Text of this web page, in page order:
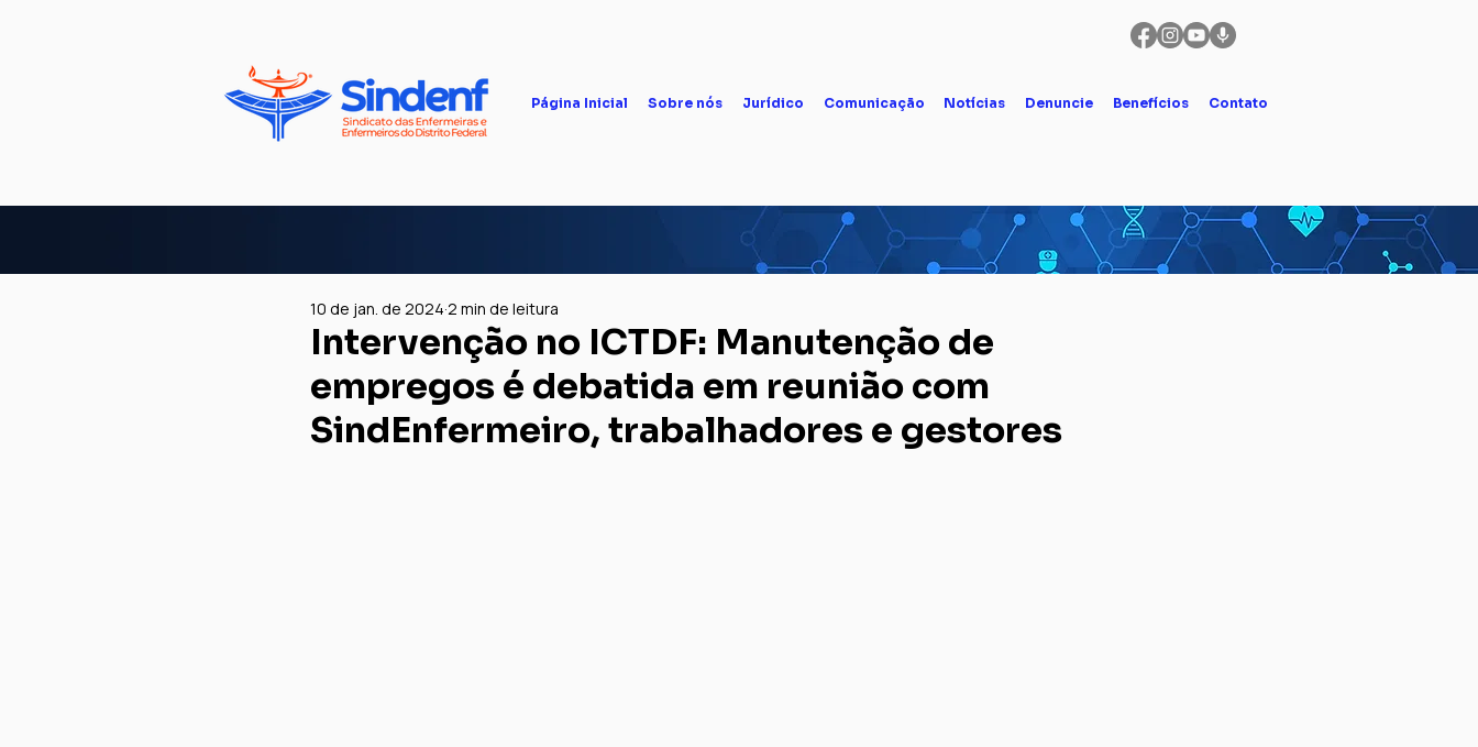
Página Inicial Sobre nós Jurídico Comunicação Notícias Denuncie Benefícios Contato
Intervenção no ICTDF: Manutenção de
empregos é debatida em reunião com
SindEnfermeiro, trabalhadores e gestores
10 de jan. de 2024 2 min de leitura